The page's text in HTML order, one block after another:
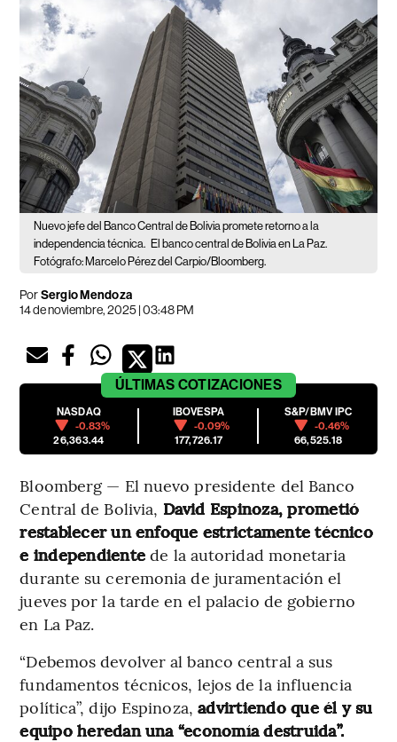
Nuevo jefe del Banco Central de Bolivia promete retorno a la
independencia técnica. El banco central de Bolivia en La Paz.
Fotógrafo: Marcelo Pérez del Carpio/Bloomberg.
PorSergio Mendoza
14 de noviembre, 2025 | 03:48 PM
ÚLTIMAS COTIZACIONES
NASDAQ
-0.83%
26,363.44
IBOVESPA
-0.09%
177,726.17
S&P/BMV IPC
-0.46%
66,525.18
Bloomberg — El nuevo presidente del Banco
Central de Bolivia, David Espinoza, prometió
restablecer un enfoque estrictamente técnico
e independientede la autoridad monetaria
durante su ceremonia de juramentación el
jueves por la tarde en el palacio de gobierno
en La Paz.
“Debemos devolver al banco central a sus
fundamentos técnicos, lejos de la influencia
política”, dijo Espinoza, advirtiendo que él y su
equipo heredan una “economía destruida”.